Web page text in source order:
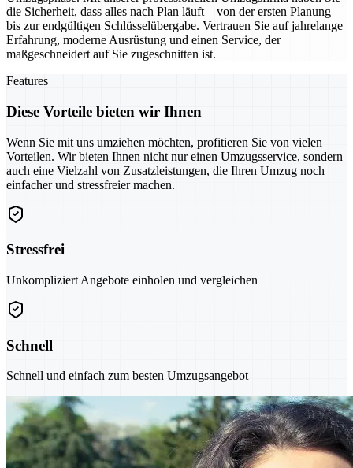
die Sicherheit, dass alles nach Plan läuft – von der ersten Planung
bis zur endgültigen Schlüsselübergabe. Vertrauen Sie auf jahrelange
Erfahrung, moderne Ausrüstung und einen Service, der
maßgeschneidert auf Sie zugeschnitten ist.
Features
Diese Vorteile bieten wir Ihnen
Wenn Sie mit uns umziehen möchten, profitieren Sie von vielen
Vorteilen. Wir bieten Ihnen nicht nur einen Umzugsservice, sondern
auch eine Vielzahl von Zusatzleistungen, die Ihren Umzug noch
einfacher und stressfreier machen.
Stressfrei
Unkompliziert Angebote einholen und vergleichen
Schnell
Schnell und einfach zum besten Umzugsangebot